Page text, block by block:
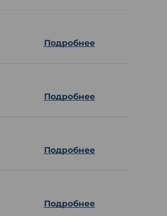
Подробнее
Подробнее
Подробнее
Подробнее